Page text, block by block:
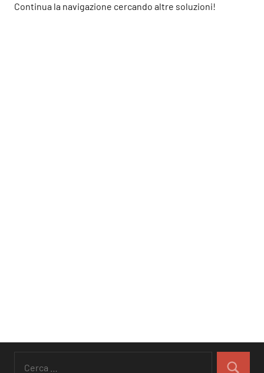
Continua la navigazione cercando altre soluzioni!